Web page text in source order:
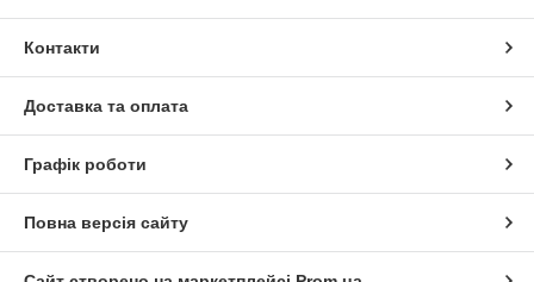
Контакти
Доставка та оплата
Графік роботи
Повна версія сайту